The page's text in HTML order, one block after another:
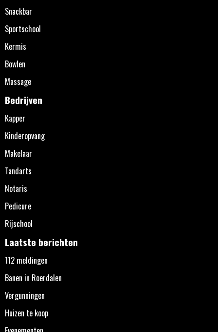
Snackbar
Sportschool
Kermis
Bowlen
Massage
Bedrijven
Kapper
Kinderopvang
Makelaar
Tandarts
Notaris
Pedicure
Rijschool
Laatste berichten
112 meldingen
Banen in Roerdalen
Vergunningen
Huizen te koop